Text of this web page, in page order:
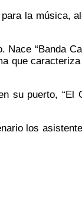
la música,
“Banda
que
su puerto, “El
los